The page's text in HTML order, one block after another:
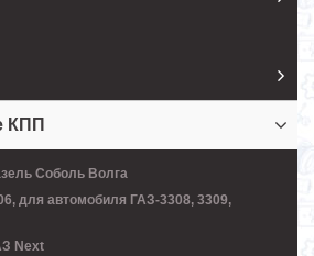
КПП
Соболь Волга
для автомобиля ГАЗ-3308, 3309,
Next